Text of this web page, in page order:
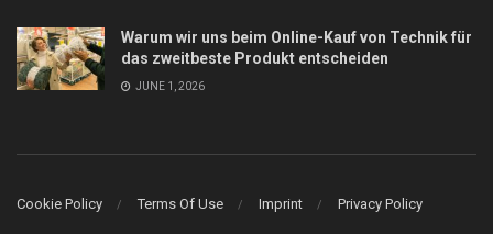
Warum wir uns beim Online-Kauf von Technik für
das zweitbeste Produkt entscheiden
JUNE 1, 2026
Cookie Policy Terms Of Use Imprint Privacy Policy